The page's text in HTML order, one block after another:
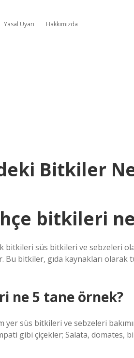
Yasal Uyarı Hakkımızda
Bitkiler
bitkileri
bitkileri süs bitkileri ve sebzeleri
Bu bitkiler, gıda kaynakları
ne 5 tane örnek?
yer süs bitkileri ve sebzeleri
gibi çiçekler; Salata, domates,